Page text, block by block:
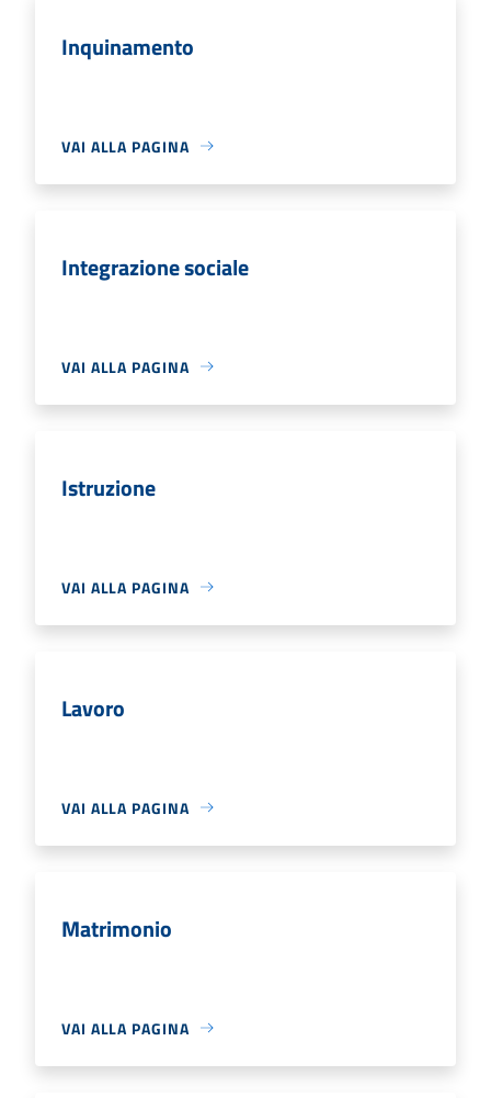
Inquinamento
VAI ALLA PAGINA
Integrazione sociale
VAI ALLA PAGINA
Istruzione
VAI ALLA PAGINA
Lavoro
VAI ALLA PAGINA
Matrimonio
VAI ALLA PAGINA